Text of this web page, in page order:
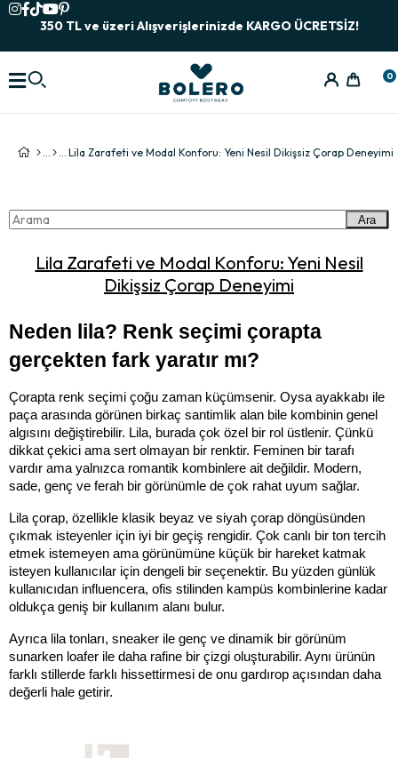
350 TL ve üzeri Alışverişlerinizde KARGO ÜCRETSİZ!
0
Lila Zarafeti ve Modal Konforu: Yeni Nesil Dikişsiz Çorap Deneyimi
Ara
Lila Zarafeti ve Modal Konforu: Yeni Nesil
Dikişsiz Çorap Deneyimi
Neden lila? Renk seçimi çorapta
gerçekten fark yaratır mı?
Çorapta renk seçimi çoğu zaman küçümsenir. Oysa ayakkabı ile
paça arasında görünen birkaç santimlik alan bile kombinin genel
algısını değiştirebilir. Lila, burada çok özel bir rol üstlenir. Çünkü
dikkat çekici ama sert olmayan bir renktir. Feminen bir tarafı
vardır ama yalnızca romantik kombinlere ait değildir. Modern,
sade, genç ve ferah bir görünümle de çok rahat uyum sağlar.
Lila çorap, özellikle klasik beyaz ve siyah çorap döngüsünden
çıkmak isteyenler için iyi bir geçiş rengidir. Çok canlı bir ton tercih
etmek istemeyen ama görünümüne küçük bir hareket katmak
isteyen kullanıcılar için dengeli bir seçenektir. Bu yüzden günlük
kullanıcıdan influencera, ofis stilinden kampüs kombinlerine kadar
oldukça geniş bir kullanım alanı bulur.
Ayrıca lila tonları, sneaker ile genç ve dinamik bir görünüm
sunarken loafer ile daha rafine bir çizgi oluşturabilir. Aynı ürünün
farklı stillerde farklı hissettirmesi de onu gardırop açısından daha
değerli hale getirir.